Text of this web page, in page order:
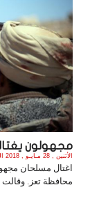
مجهولون
الأثنين , 28 مـايـو , 2018 الساعة 11:41:16 PM
اغتال مسلحان
محافظة تعز.